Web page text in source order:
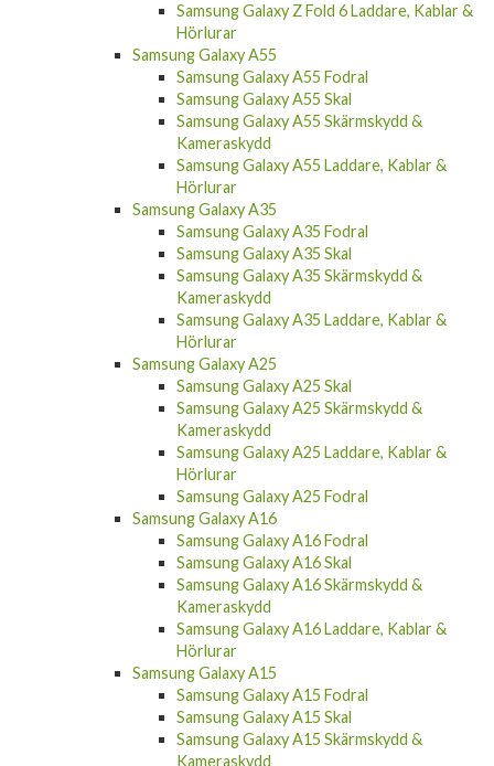
Samsung Galaxy Z Fold 6 Laddare, Kablar &
Hörlurar
Samsung Galaxy A55
Samsung Galaxy A55 Fodral
Samsung Galaxy A55 Skal
Samsung Galaxy A55 Skärmskydd &
Kameraskydd
Samsung Galaxy A55 Laddare, Kablar &
Hörlurar
Samsung Galaxy A35
Samsung Galaxy A35 Fodral
Samsung Galaxy A35 Skal
Samsung Galaxy A35 Skärmskydd &
Kameraskydd
Samsung Galaxy A35 Laddare, Kablar &
Hörlurar
Samsung Galaxy A25
Samsung Galaxy A25 Skal
Samsung Galaxy A25 Skärmskydd &
Kameraskydd
Samsung Galaxy A25 Laddare, Kablar &
Hörlurar
Samsung Galaxy A25 Fodral
Samsung Galaxy A16
Samsung Galaxy A16 Fodral
Samsung Galaxy A16 Skal
Samsung Galaxy A16 Skärmskydd &
Kameraskydd
Samsung Galaxy A16 Laddare, Kablar &
Hörlurar
Samsung Galaxy A15
Samsung Galaxy A15 Fodral
Samsung Galaxy A15 Skal
Samsung Galaxy A15 Skärmskydd &
Kameraskydd